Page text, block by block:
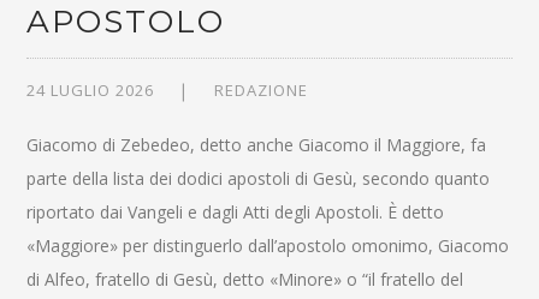
APOSTOLO
24 LUGLIO 2026 REDAZIONE
Giacomo di Zebedeo, detto anche Giacomo il Maggiore, fa
parte della lista dei dodici apostoli di Gesù, secondo quanto
riportato dai Vangeli e dagli Atti degli Apostoli. È detto
«Maggiore» per distinguerlo dall’apostolo omonimo, Giacomo
di Alfeo, fratello di Gesù, detto «Minore» o “il fratello del